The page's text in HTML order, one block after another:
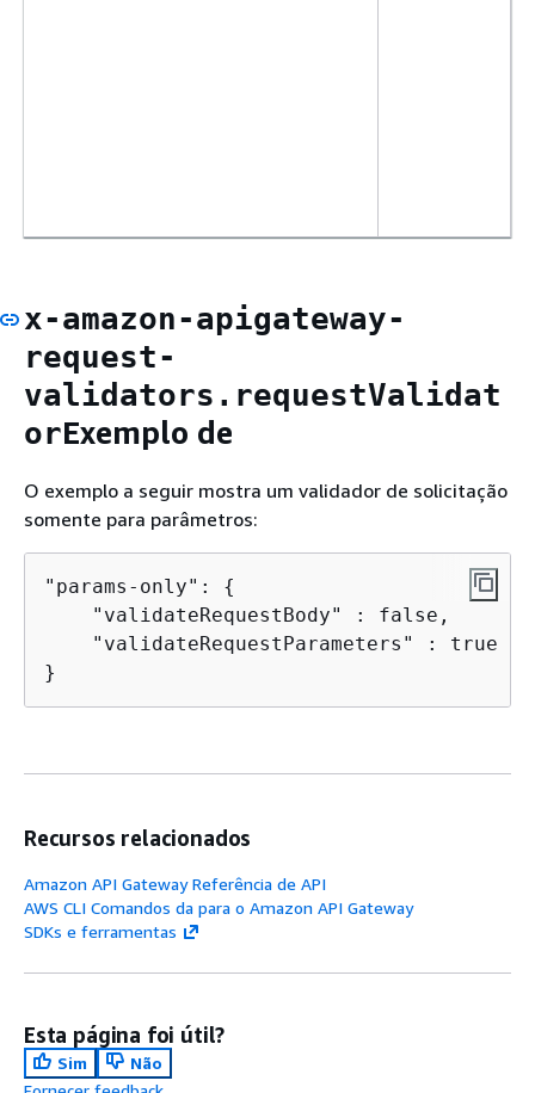
x-amazon-apigateway-
request-
validators.requestValidat
orExemplo de
O exemplo a seguir mostra um validador de solicitação
somente para parâmetros:
"params-only": {
    "validateRequestBody" : false,
    "validateRequestParameters" : true
}
Recursos relacionados
Amazon API Gateway Referência de API
AWS CLI Comandos da para o Amazon API Gateway
SDKs e ferramentas
Esta página foi útil?
Sim
Não